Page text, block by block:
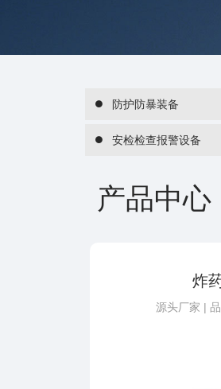
防护防暴装备
安检检查报警设备
产品中心
炸
源头厂家 |